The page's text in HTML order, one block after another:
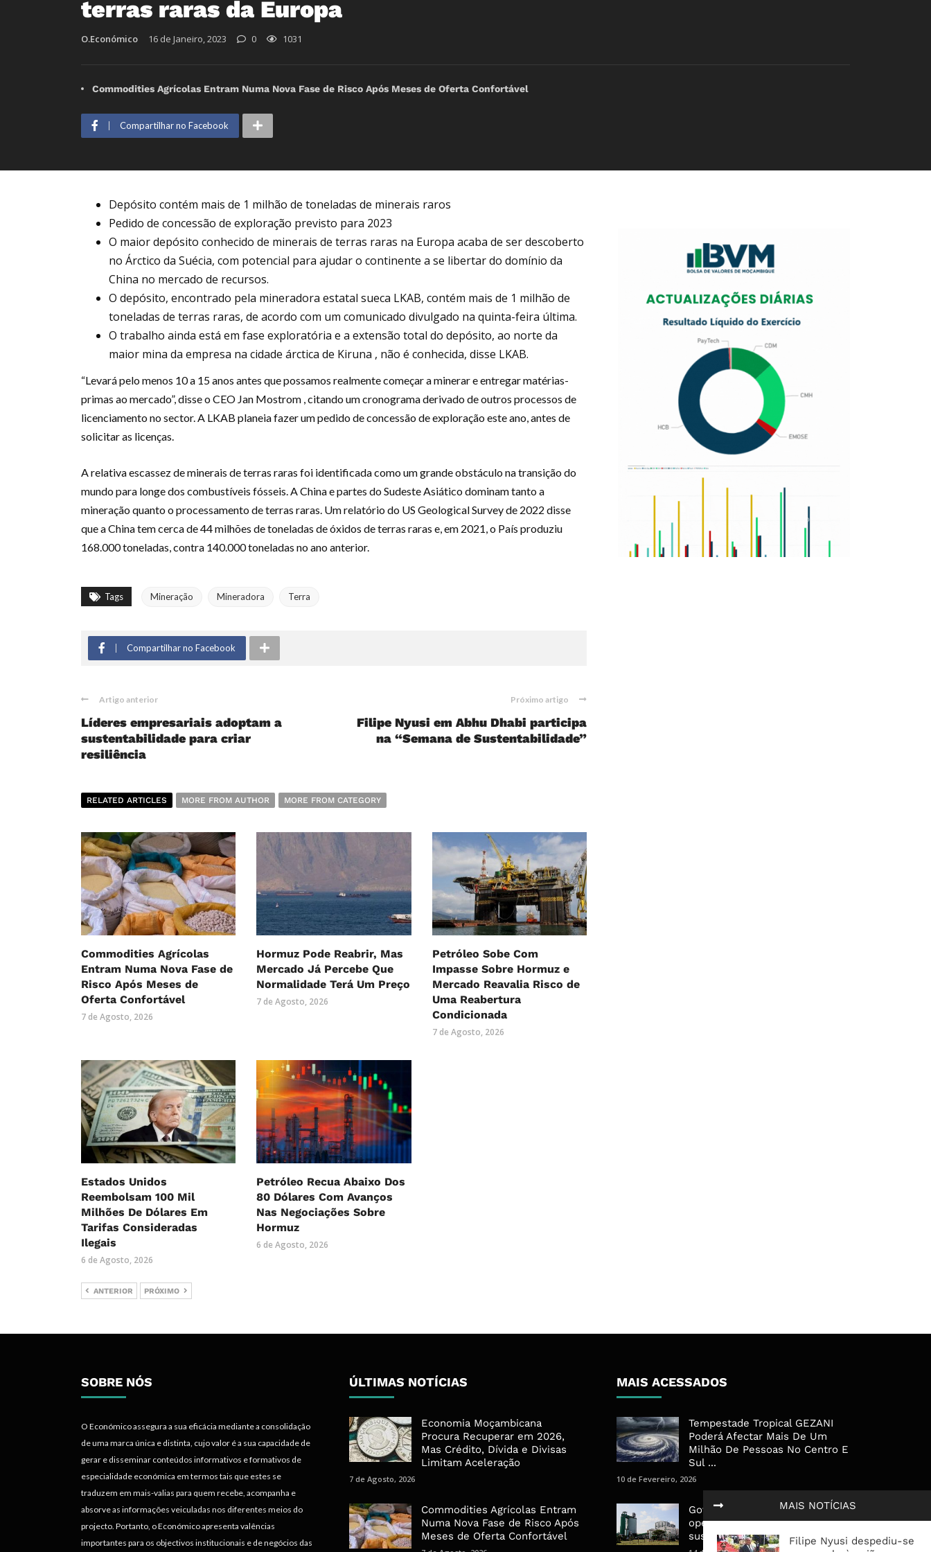
terras raras da Europa
O.Económico 16 de Janeiro, 2023 0 1031
Commodities Agrícolas Entram Numa Nova Fase de Risco Após Meses de Oferta Confortável
Compartilhar no Facebook
Depósito contém mais de 1 milhão de toneladas de minerais raros
Pedido de concessão de exploração previsto para 2023
O maior depósito conhecido de minerais de terras raras na Europa acaba de ser descoberto
no Árctico da Suécia, com potencial para ajudar o continente a se libertar do domínio da
China no mercado de recursos.
O depósito, encontrado pela mineradora estatal sueca LKAB, contém mais de 1 milhão de
toneladas de terras raras, de acordo com um comunicado divulgado na quinta-feira última.
O trabalho ainda está em fase exploratória e a extensão total do depósito, ao norte da
maior mina da empresa na cidade árctica de Kiruna , não é conhecida, disse LKAB.
“Levará pelo menos 10 a 15 anos antes que possamos realmente começar a minerar e entregar matérias-
primas ao mercado”, disse o CEO Jan Mostrom , citando um cronograma derivado de outros processos de
licenciamento no sector. A LKAB planeia fazer um pedido de concessão de exploração este ano, antes de
solicitar as licenças.
A relativa escassez de minerais de terras raras foi identificada como um grande obstáculo na transição do
mundo para longe dos combustíveis fósseis. A China e partes do Sudeste Asiático dominam tanto a
mineração quanto o processamento de terras raras. Um relatório do US Geological Survey de 2022 disse
que a China tem cerca de 44 milhões de toneladas de óxidos de terras raras e, em 2021, o País produziu
168.000 toneladas, contra 140.000 toneladas no ano anterior.
Tags Mineração Mineradora Terra
Compartilhar no Facebook
Artigo anterior
Líderes empresariais adoptam a
sustentabilidade para criar
resiliência
Próximo artigo
Filipe Nyusi em Abhu Dhabi participa
na “Semana de Sustentabilidade”
RELATED ARTICLES MORE FROM AUTHOR MORE FROM CATEGORY
Commodities Agrícolas
Entram Numa Nova Fase de
Risco Após Meses de
Oferta Confortável
7 de Agosto, 2026
Hormuz Pode Reabrir, Mas
Mercado Já Percebe Que
Normalidade Terá Um Preço
7 de Agosto, 2026
Petróleo Sobe Com
Impasse Sobre Hormuz e
Mercado Reavalia Risco de
Uma Reabertura
Condicionada
7 de Agosto, 2026
Estados Unidos
Reembolsam 100 Mil
Milhões De Dólares Em
Tarifas Consideradas
Ilegais
6 de Agosto, 2026
Petróleo Recua Abaixo Dos
80 Dólares Com Avanços
Nas Negociações Sobre
Hormuz
6 de Agosto, 2026
ANTERIOR PRÓXIMO
MAIS NOTÍCIAS
Filipe Nyusi despediu-se
SOBRE NÓS
O Económico assegura a sua eficácia mediante a consolidação
de uma marca única e distinta, cujo valor é a sua capacidade de
gerar e disseminar conteúdos informativos e formativos de
especialidade económica em termos tais que estes se
traduzem em mais-valias para quem recebe, acompanha e
absorve as informações veiculadas nos diferentes meios do
projecto. Portanto, o Económico apresenta valências
importantes para os objectivos institucionais e de negócios das
ÚLTIMAS NOTÍCIAS
Economia Moçambicana
Procura Recuperar em 2026,
Mas Crédito, Dívida e Divisas
Limitam Aceleração
7 de Agosto, 2026
Commodities Agrícolas Entram
Numa Nova Fase de Risco Após
Meses de Oferta Confortável
MAIS ACESSADOS
Tempestade Tropical GEZANI
Poderá Afectar Mais De Um
Milhão De Pessoas No Centro E
Sul ...
10 de Fevereiro, 2026
Governo admite nova
operadora para a Mozal após
suspensão das operações